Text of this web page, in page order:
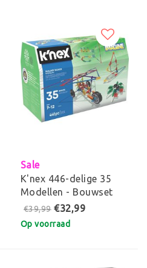
Sale
K'nex 446-delige 35
Modellen - Bouwset
€39,99 €32,99
Op voorraad